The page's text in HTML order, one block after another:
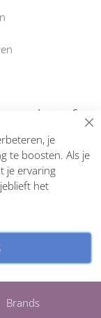
Brands
Inschrijven
reserved.
je
te boosten. Als je
je ervaring
het